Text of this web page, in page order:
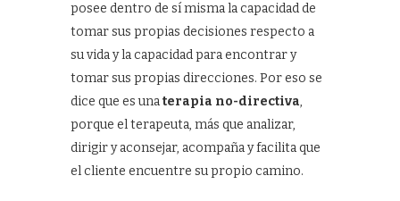
posee dentro de sí misma la capacidad de
tomar sus propias decisiones respecto a
su vida y la capacidad para encontrar y
tomar sus propias direcciones. Por eso se
dice que es unaterapia no-directiva,
porque el terapeuta, más que analizar,
dirigir y aconsejar, acompaña y facilita que
el cliente encuentre su propio camino.